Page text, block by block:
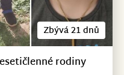
Zbývá 21 dnů
rodiny